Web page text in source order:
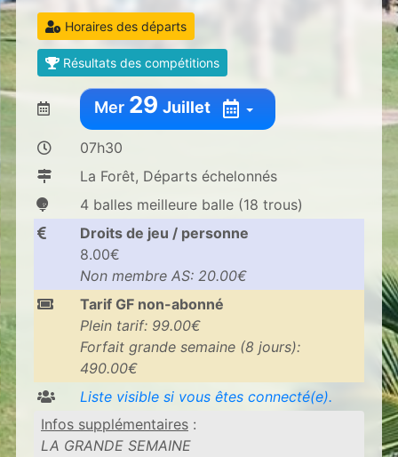
Horaires des départs
Résultats des compétitions
Mer 29 Juillet
07h30
La Forêt, Départs échelonnés
4 balles meilleure balle (18 trous)
Droits de jeu / personne
8.00€
Non membre AS: 20.00€
Tarif GF non-abonné
Plein tarif: 99.00€
Forfait grande semaine (8 jours):
490.00€
Liste visible si vous êtes connecté(e).
Infos supplémentaires :
LA GRANDE SEMAINE